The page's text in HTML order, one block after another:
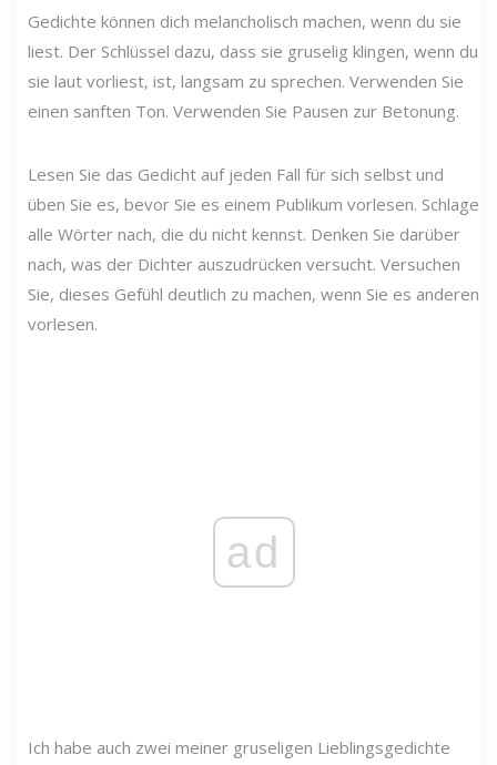
Gedichte können dich melancholisch machen, wenn du sie
liest. Der Schlüssel dazu, dass sie gruselig klingen, wenn du
sie laut vorliest, ist, langsam zu sprechen. Verwenden Sie
einen sanften Ton. Verwenden Sie Pausen zur Betonung.
Lesen Sie das Gedicht auf jeden Fall für sich selbst und
üben Sie es, bevor Sie es einem Publikum vorlesen. Schlage
alle Wörter nach, die du nicht kennst. Denken Sie darüber
nach, was der Dichter auszudrücken versucht. Versuchen
Sie, dieses Gefühl deutlich zu machen, wenn Sie es anderen
vorlesen.
ad
Ich habe auch zwei meiner gruseligen Lieblingsgedichte